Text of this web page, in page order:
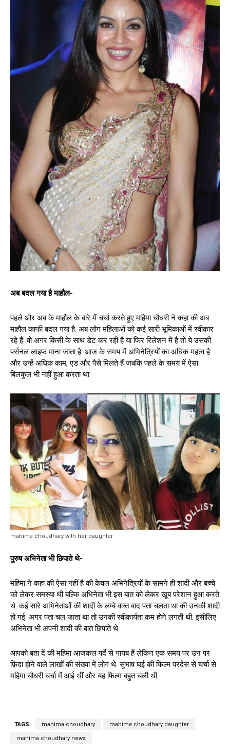
अब बदल गया है माहौल-
पहले और अब के माहौल के बारे में चर्चा करते हुए महिमा चौधरी ने कहा की अब
माहौल काफी बदल गया है. अब लोग महिलाओं को कई सारी भूमिकाओं में स्वीकार
रहे हैं. वो अगर किसी के साथ डेट कर रही है या फिर रिलेशन में है तो ये उसकी
पर्सनल लाइफ माना जाता है. आज के समय में अभिनेत्रियों का अधिक महत्व है
और उन्हें अधिक काम, एड और पैसे मिलते हैं जबकि पहले के समय में ऐसा
बिलकुल भी नहीं हुआ करता था.
mahima choudhary with her daughter
पुरुष अभिनेता भी छिपाते थे-
महिमा ने कहा की ऐसा नहीं है की केवल अभिनेत्रियों के सामने ही शादी और बच्चे
को लेकर समस्या थी बल्कि अभिनेता भी इस बात को लेकर खूब परेशान हुआ करते
थे. कई सारे अभिनेताओं की शादी के लम्बे वक्त बाद पता चलता था की उनकी शादी
हो गई. अगर पता चल जाता था तो उनकी स्वीकार्यता कम होने लगती थी. इसीलिए
अभिनेता भी अपनी शादी की बात छिपाते थे.
आपको बता दें की महिमा आजकल पर्दे से गायब हैं लेकिन एक समय पर उन पर
फ़िदा होने वाले लाखों की संख्या में लोग थे. सुभाष घई की फिल्म परदेस से चर्चा से
महिमा चौधरी चर्चा में आई थीं और यह फिल्म बहुत चली थी.
TAGS mahima choudhary mahima choudhary daughter
mahima choudhary news